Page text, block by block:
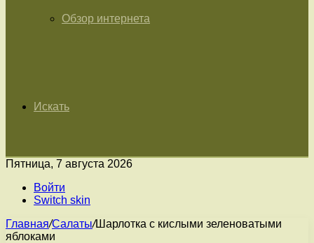
Обзор интернета
Искать
Пятница, 7 августа 2026
Войти
Switch skin
Главная/Салаты/Шарлотка с кислыми зеленоватыми
яблоками